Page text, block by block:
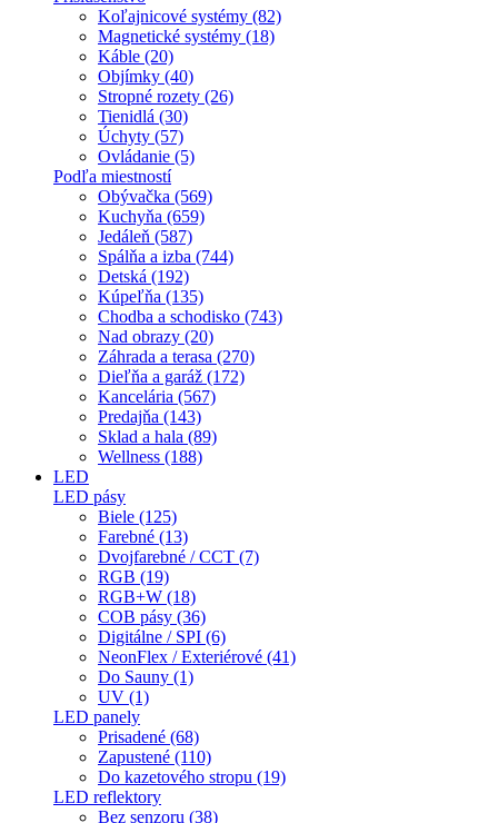
Koľajnicové systémy (82)
Magnetické systémy (18)
Káble (20)
Objímky (40)
Stropné rozety (26)
Tienidlá (30)
Úchyty (57)
Ovládanie (5)
Podľa miestností
Obývačka (569)
Kuchyňa (659)
Jedáleň (587)
Spálňa a izba (744)
Detská (192)
Kúpeľňa (135)
Chodba a schodisko (743)
Nad obrazy (20)
Záhrada a terasa (270)
Dieľňa a garáž (172)
Kancelária (567)
Predajňa (143)
Sklad a hala (89)
Wellness (188)
LED
LED pásy
Biele (125)
Farebné (13)
Dvojfarebné / CCT (7)
RGB (19)
RGB+W (18)
COB pásy (36)
Digitálne / SPI (6)
NeonFlex / Exteriérové (41)
Do Sauny (1)
UV (1)
LED panely
Prisadené (68)
Zapustené (110)
Do kazetového stropu (19)
LED reflektory
Bez senzoru (38)